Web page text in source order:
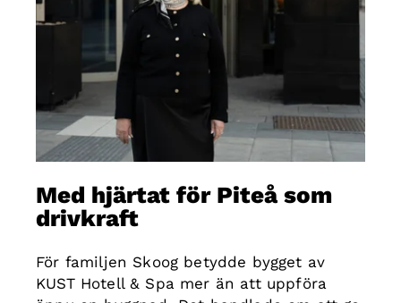
Med hjärtat för Piteå som
drivkraft
För familjen Skoog betydde bygget av
KUST Hotell & Spa mer än att uppföra